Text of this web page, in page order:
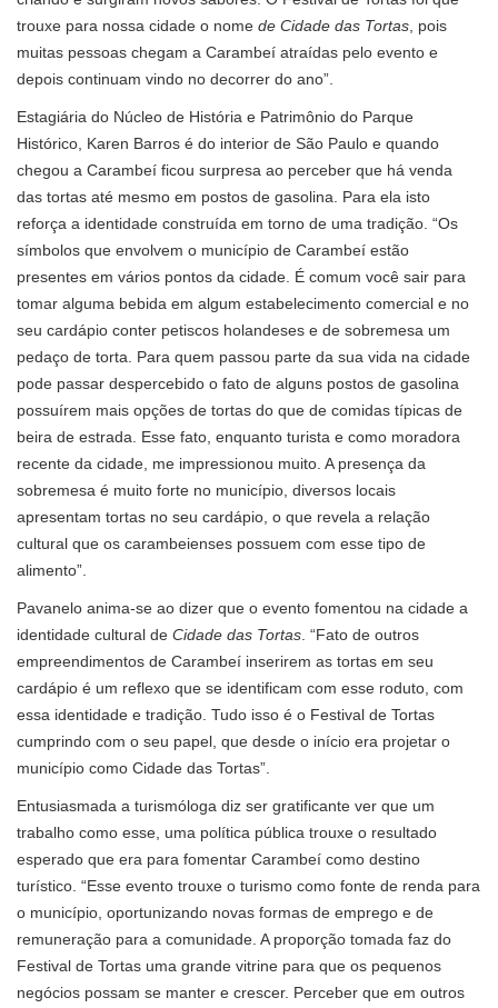
trouxe para nossa cidade o nome de Cidade das Tortas, pois
muitas pessoas chegam a Carambeí atraídas pelo evento e
depois continuam vindo no decorrer do ano”.
Estagiária do Núcleo de História e Patrimônio do Parque
Histórico, Karen Barros é do interior de São Paulo e quando
chegou a Carambeí ficou surpresa ao perceber que há venda
das tortas até mesmo em postos de gasolina. Para ela isto
reforça a identidade construída em torno de uma tradição. “Os
símbolos que envolvem o município de Carambeí estão
presentes em vários pontos da cidade. É comum você sair para
tomar alguma bebida em algum estabelecimento comercial e no
seu cardápio conter petiscos holandeses e de sobremesa um
pedaço de torta. Para quem passou parte da sua vida na cidade
pode passar despercebido o fato de alguns postos de gasolina
possuírem mais opções de tortas do que de comidas típicas de
beira de estrada. Esse fato, enquanto turista e como moradora
recente da cidade, me impressionou muito. A presença da
sobremesa é muito forte no município, diversos locais
apresentam tortas no seu cardápio, o que revela a relação
cultural que os carambeienses possuem com esse tipo de
alimento”.
Pavanelo anima-se ao dizer que o evento fomentou na cidade a
identidade cultural de Cidade das Tortas. “Fato de outros
empreendimentos de Carambeí inserirem as tortas em seu
cardápio é um reflexo que se identificam com esse roduto, com
essa identidade e tradição. Tudo isso é o Festival de Tortas
cumprindo com o seu papel, que desde o início era projetar o
município como Cidade das Tortas”.
Entusiasmada a turismóloga diz ser gratificante ver que um
trabalho como esse, uma política pública trouxe o resultado
esperado que era para fomentar Carambeí como destino
turístico. “Esse evento trouxe o turismo como fonte de renda para
o município, oportunizando novas formas de emprego e de
remuneração para a comunidade. A proporção tomada faz do
Festival de Tortas uma grande vitrine para que os pequenos
negócios possam se manter e crescer. Perceber que em outros